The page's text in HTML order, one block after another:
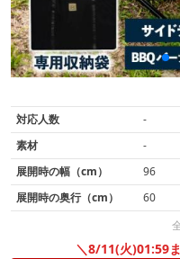
対応人数
-
素材
-
展開時の幅（cm）
96
展開時の奥行（cm）
60
＼8/11(火)01:59